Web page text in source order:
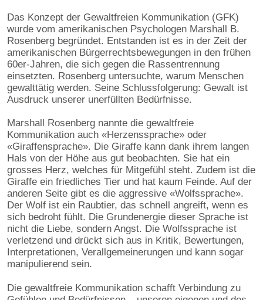
Das Konzept der Gewaltfreien Kommunikation (GFK)
wurde vom amerikanischen Psychologen Marshall B.
Rosenberg begründet. Entstanden ist es in der Zeit der
amerikanischen Bürgerrechtsbewegungen in den frühen
60er-Jahren, die sich gegen die Rassentrennung
einsetzten. Rosenberg untersuchte, warum Menschen
gewalttätig werden. Seine Schlussfolgerung: Gewalt ist
Ausdruck unserer unerfüllten Bedürfnisse.
Marshall Rosenberg nannte die gewaltfreie
Kommunikation auch «Herzenssprache» oder
«Giraffensprache». Die Giraffe kann dank ihrem langen
Hals von der Höhe aus gut beobachten. Sie hat ein
grosses Herz, welches für Mitgefühl steht. Zudem ist die
Giraffe ein friedliches Tier und hat kaum Feinde. Auf der
anderen Seite gibt es die aggressive «Wolfssprache».
Der Wolf ist ein Raubtier, das schnell angreift, wenn es
sich bedroht fühlt. Die Grundenergie dieser Sprache ist
nicht die Liebe, sondern Angst. Die Wolfssprache ist
verletzend und drückt sich aus in Kritik, Bewertungen,
Interpretationen, Verallgemeinerungen und kann sogar
manipulierend sein.
Die gewaltfreie Kommunikation schafft Verbindung zu